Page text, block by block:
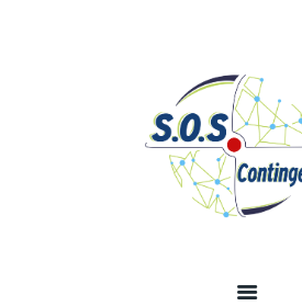
INICIO
SOBRE NOSOTROS
SERVICIOS
TECNOLOGÍA SEGURIDAD